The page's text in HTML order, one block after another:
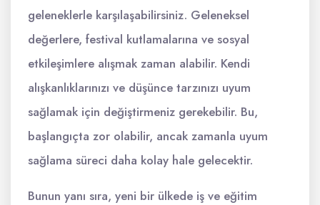
geleneklerle karşılaşabilirsiniz. Geleneksel
değerlere, festival kutlamalarına ve sosyal
etkileşimlere alışmak zaman alabilir. Kendi
alışkanlıklarınızı ve düşünce tarzınızı uyum
sağlamak için değiştirmeniz gerekebilir. Bu,
başlangıçta zor olabilir, ancak zamanla uyum
sağlama süreci daha kolay hale gelecektir.
Bunun yanı sıra, yeni bir ülkede iş ve eğitim